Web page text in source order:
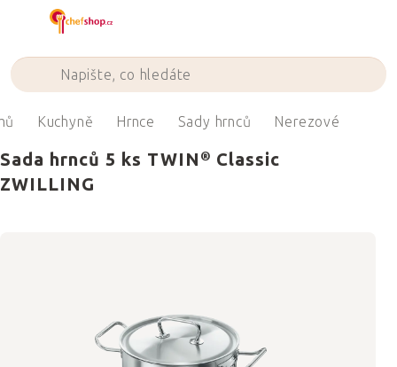
Kuchyně Hrnce Sady hrnců Nerezové
Sada hrnců 5 ks TWIN® Classic
ZWILLING